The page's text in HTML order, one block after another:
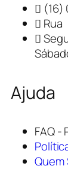
(16)
Rua
Ajuda
FAQ -
Quem